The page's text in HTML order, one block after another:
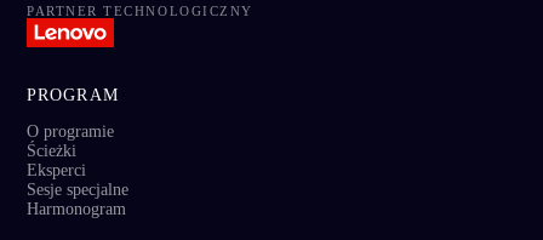
PARTNER TECHNOLOGICZNY
PROGRAM
O programie
Ścieżki
Eksperci
Sesje specjalne
Harmonogram
EjAjEk AI
Online · zwykle odpowiada od razu